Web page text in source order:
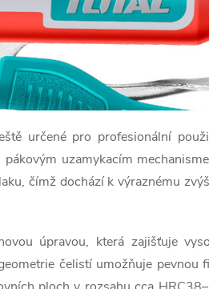
určené pro profesionální
uzamykacím
čímž dochází k výraznému
úpravou, která zajišťuje
čelistí umožňuje pevnou